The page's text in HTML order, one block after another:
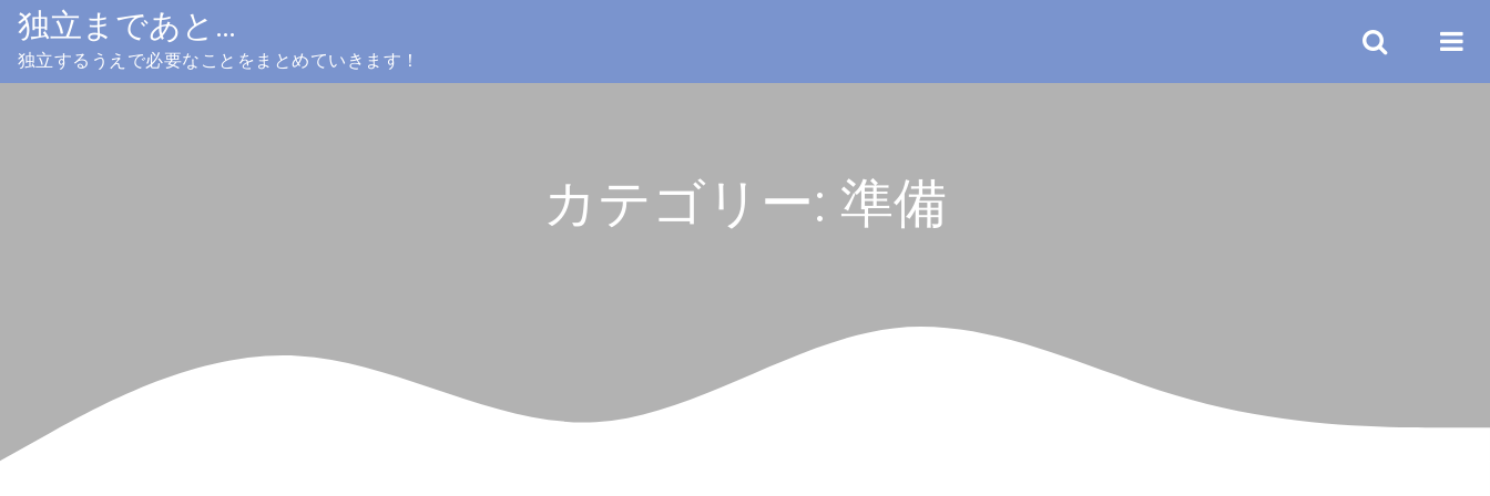
Skip
content
独立まであと…
独立するうえで必要なことをまとめていきます！
カテゴリー: 準備